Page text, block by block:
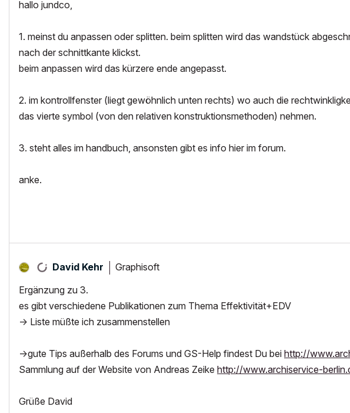
hallo jundco,
1. meinst du anpassen oder splitten. beim splitten wird das wandstück
nach der schnittkante klickst.
beim anpassen wird das kürzere ende angepasst.
2. im kontrollfenster (liegt gewöhnlich unten rechts) wo auch die
das vierte symbol (von den relativen konstruktionsmethoden) nehmen.
3. steht alles im handbuch, ansonsten gibt es info hier im forum.
anke.
David Kehr Graphisoft
Ergänzung zu 3.
es gibt verschiedene Publikationen zum Thema Effektivität+EDV
-> Liste müßte ich zusammenstellen
->gute Tips außerhalb des Forums und GS-Help findest Du bei http://
Sammlung auf der Website von Andreas Zeike http://www.archiservice-
Grüße David